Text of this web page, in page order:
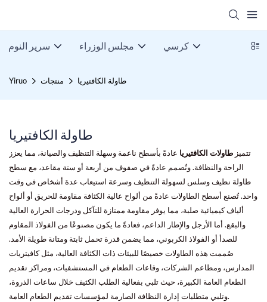
سرير النوم مجلس الوزراء كرسي
Yiruo منتجات طاولة الكافتيريا
طاولة الكافتيريا
تتميز طاولات الكافتيريا عادةً بأسطح ناعمة وسهلة التنظيف والصيانة، مما يعزز
الراحة والنظافة. وتُصمم عادةً في صفوف من أربعة أو ستة مقاعد، مع سطح
طاولة نظيف وسلس لسهولة التنظيف وسرعة استيعاب عدة أشخاص في وقت
واحد. تُصنع أسطح الطاولات عادةً من ألواح عالية الكثافة مقاومة للحريق أو ألواح
ألياف كيميائية صلبة، مما يوفر مقاومة ممتازة للتآكل ودرجات الحرارة العالية
والبقع. أما الأرجل والإطار الداعم، فعادةً ما يكون مصنوعًا من الفولاذ المقاوم
للصدأ أو الفولاذ الكربوني، مما يضمن قدرة تحمل ثابتة ومتانة طويلة الأمد.
صُممت هذه الطاولات خصيصًا للبيئات ذات الكثافة العالية، مثل كافيتريات
المدارس، ومطاعم الشركات، وقاعات الطعام في المستشفيات، ومراكز تقديم
الطعام العامة الكبيرة، حيث تلبي بفعالية الطلب الكثيف خلال ساعات الذروة،
وتلبي متطلبات إدارة النظافة الصارمة لمؤسسات تقديم الطعام العامة.